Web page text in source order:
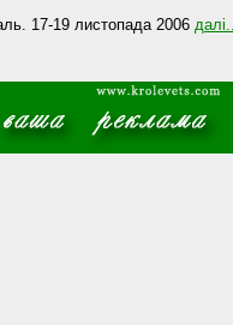
17-19 листопада 2006 далі...